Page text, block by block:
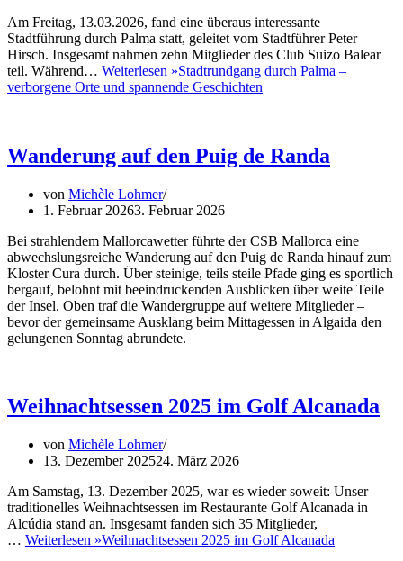
Am Freitag, 13.03.2026, fand eine überaus interessante
Stadtführung durch Palma statt, geleitet vom Stadtführer Peter
Hirsch. Insgesamt nahmen zehn Mitglieder des Club Suizo Balear
teil. Während… Weiterlesen »Stadtrundgang durch Palma –
verborgene Orte und spannende Geschichten
Wanderung auf den Puig de Randa
von Michèle Lohmer
1. Februar 20263. Februar 2026
Bei strahlendem Mallorcawetter führte der CSB Mallorca eine
abwechslungsreiche Wanderung auf den Puig de Randa hinauf zum
Kloster Cura durch. Über steinige, teils steile Pfade ging es sportlich
bergauf, belohnt mit beeindruckenden Ausblicken über weite Teile
der Insel. Oben traf die Wandergruppe auf weitere Mitglieder –
bevor der gemeinsame Ausklang beim Mittagessen in Algaida den
gelungenen Sonntag abrundete.
Weihnachtsessen 2025 im Golf Alcanada
von Michèle Lohmer
13. Dezember 202524. März 2026
Am Samstag, 13. Dezember 2025, war es wieder soweit: Unser
traditionelles Weihnachtsessen im Restaurante Golf Alcanada in
Alcúdia stand an. Insgesamt fanden sich 35 Mitglieder,
… Weiterlesen »Weihnachtsessen 2025 im Golf Alcanada